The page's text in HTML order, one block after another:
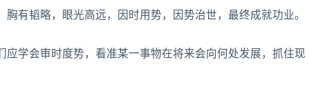
有韬略，眼光高远，因时用势，因势治世，最终成就功业。
学会审时度势，看准某一事物在将来会向何处发展，抓住现